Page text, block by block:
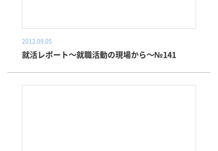
2012.09.05
就活レポート～就職活動の現場から～№141